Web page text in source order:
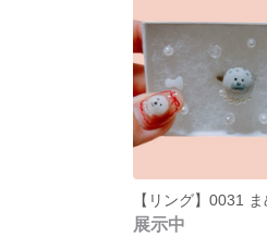
【リング】0031 ま
展示中